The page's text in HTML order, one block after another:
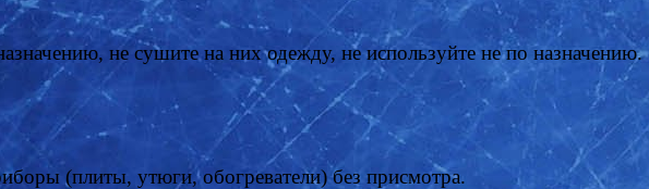
не сушите на них одежду, не используйте не по назначению.
(плиты, утюги, обогреватели) без присмотра.